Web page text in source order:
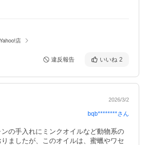
店
違反報告 いいね 2
2026/3/2
bqb********さん
の手入れにミンクオイルなど動物系の
ましたが、このオイルは、蜜蠟やワセ